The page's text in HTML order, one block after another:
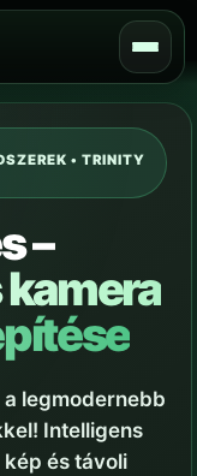
• TRINITY
–
legmodernebb
Intelligens
és távoli